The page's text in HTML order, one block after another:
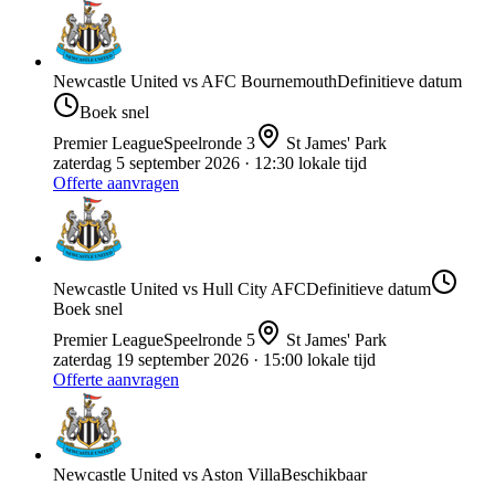
Newcastle United vs AFC BournemouthDefinitieve datum
Boek snel
Premier LeagueSpeelronde 3
St James' Park
zaterdag 5 september 2026 · 12:30 lokale tijd
Offerte aanvragen
Newcastle United vs Hull City AFCDefinitieve datum
Boek snel
Premier LeagueSpeelronde 5
St James' Park
zaterdag 19 september 2026 · 15:00 lokale tijd
Offerte aanvragen
Newcastle United vs Aston VillaBeschikbaar